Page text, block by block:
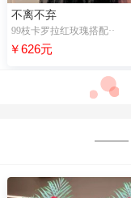
不离不弃
99枝卡罗拉红玫瑰搭配··
￥626元